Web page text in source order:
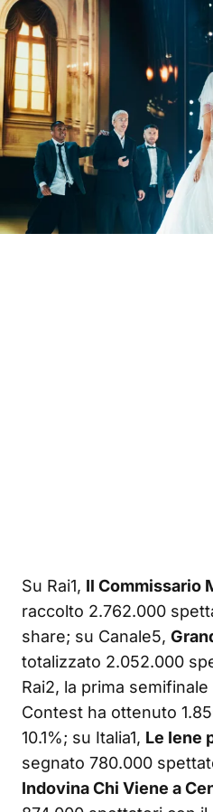
Su Rai1, Il Commissario
raccolto 2.762.000
share; su Canale5,
totalizzato 2.052.000
Rai2, la prima
Contest ha ottenuto
10.1%; su Italia1, Le Iene
segnato 780.000
Indovina Chi Viene a